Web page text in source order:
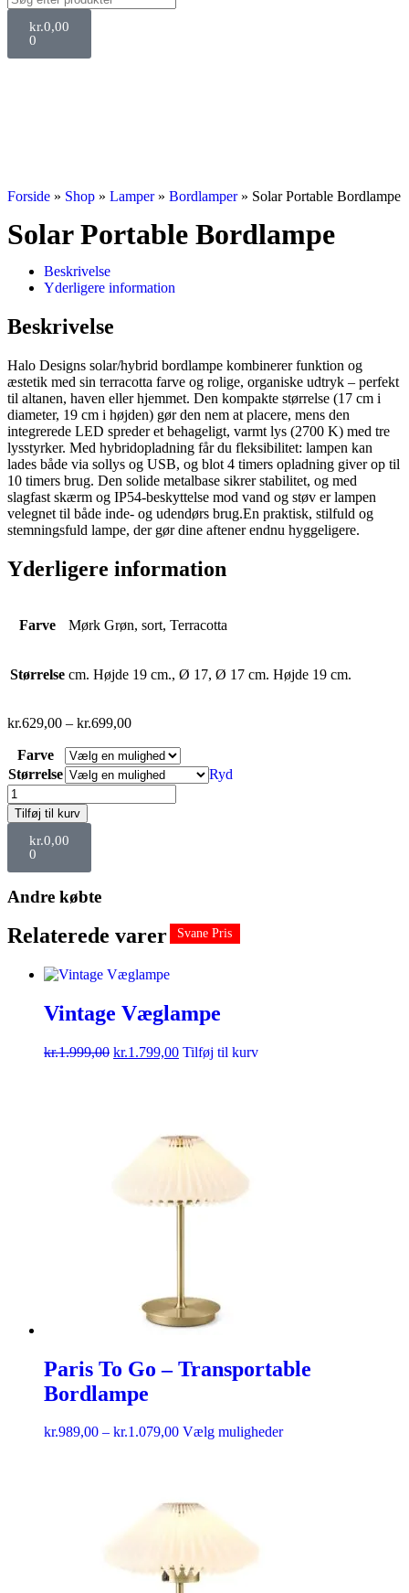
kr.0,00
0
Forside » Shop » Lamper» Bordlamper» Solar Portable Bordlampe
Solar Portable Bordlampe
Beskrivelse
Yderligere information
Beskrivelse
Halo Designs solar/hybrid bordlampe kombinerer funktion og
æstetik med sin terracotta farve og rolige, organiske udtryk – perfekt
til altanen, haven eller hjemmet. Den kompakte størrelse (17 cm i
diameter, 19 cm i højden) gør den nem at placere, mens den
integrerede LED spreder et behageligt, varmt lys (2700 K) med tre
lysstyrker. Med hybridopladning får du fleksibilitet: lampen kan
lades både via sollys og USB, og blot 4 timers opladning giver op til
10 timers brug. Den solide metalbase sikrer stabilitet, og med
slagfast skærm og IP54-beskyttelse mod vand og støv er lampen
velegnet til både inde- og udendørs brug.En praktisk, stilfuld og
stemningsfuld lampe, der gør dine aftener endnu hyggeligere.
Yderligere information
Farve Mørk Grøn, sort, Terracotta
Størrelse cm. Højde 19 cm., Ø 17, Ø 17 cm. Højde 19 cm.
kr.629,00 – kr.699,00
Farve
Størrelse
Ryd
Tilføj til kurv
kr.0,00
0
Andre købte
Relaterede varer Svane Pris
Vintage Væglampe
kr.1.999,00 kr.1.799,00 Tilføj til kurv
Svane Pris
Paris To Go – Transportable
Bordlampe
kr.989,00 – kr.1.079,00 Vælg muligheder
Svane Pris
Svane Pris
Svane Pris
Svane Pris